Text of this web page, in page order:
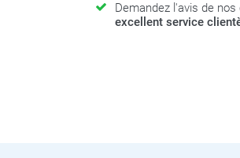
Demandez l'avis de
excellent service